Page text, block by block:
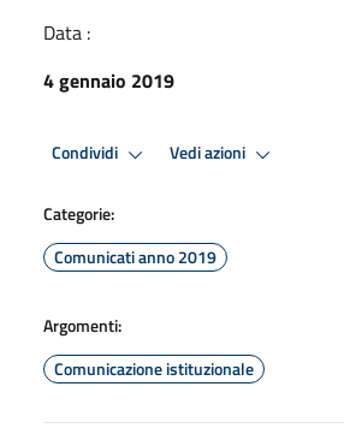
Data :
4 gennaio 2019
Condividi Vedi azioni
Categorie:
Comunicati anno 2019
Argomenti:
Comunicazione istituzionale